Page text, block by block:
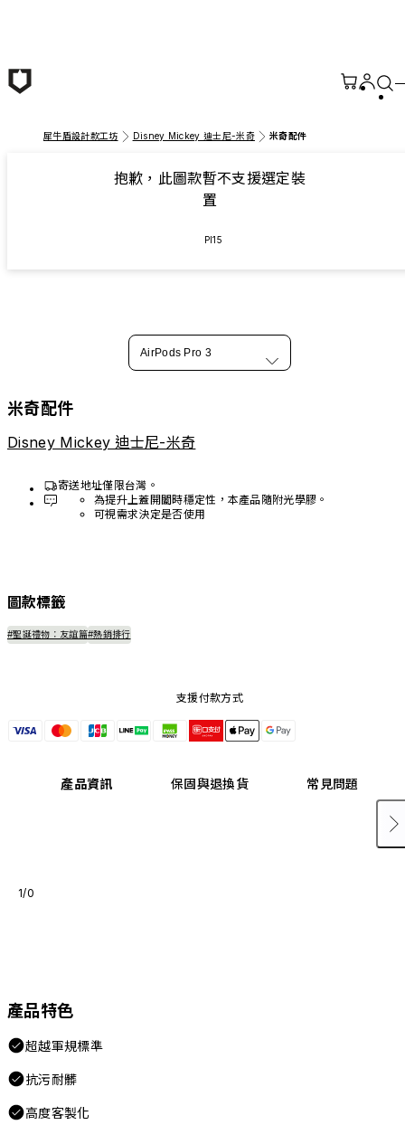
犀牛盾設計款工坊 Disney Mickey 迪士尼-米奇 米奇配件
抱歉，此圖款暫不支援選定裝
置
PI15
AirPods Pro 3
米奇配件
Disney Mickey 迪士尼-米奇
寄送地址僅限台灣。
為提升上蓋開闔時穩定性，本產品隨附光學膠。
可視需求決定是否使用
圖款標籤
#聖誕禮物：友誼篇#熱銷排行
支援付款方式
產品資訊 保固與退換貨 常見問題
1/0
產品特色
超越軍規標準
抗污耐髒
高度客製化